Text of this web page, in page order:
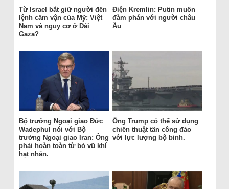
Từ Israel bắt giữ người đến
lệnh cấm vận của Mỹ: Việt
Nam và nguy cơ ở Dải
Gaza?
Điện Kremlin: Putin muốn
đàm phán với người châu
Âu
Bộ trưởng Ngoại giao Đức
Wadephul nói với Bộ
trưởng Ngoại giao Iran: Ông
phải hoàn toàn từ bỏ vũ khí
hạt nhân.
Ông Trump có thể sử dụng
chiến thuật tấn công đảo
với lực lượng bộ binh.